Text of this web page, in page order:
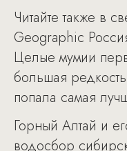
Читайте также в
Geographic
Целые мумии
большая
попала самая
Горный Алтай и
водосбор